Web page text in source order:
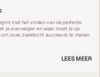
met het vinden van de perfecte
je overwegen en waar moet je op
jouw zoektocht succesvol te maken.
LEES MEER